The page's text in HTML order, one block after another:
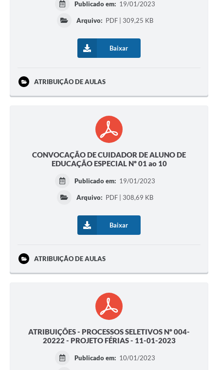
Publicado em: 19/01/2023
Arquivo: PDF | 309,25 KB
Baixar
ATRIBUIÇÃO DE AULAS
CONVOCAÇÃO DE CUIDADOR DE ALUNO DE
EDUCAÇÃO ESPECIAL Nº 01 ao 10
Publicado em: 19/01/2023
Arquivo: PDF | 308,69 KB
Baixar
ATRIBUIÇÃO DE AULAS
ATRIBUIÇÕES - PROCESSOS SELETIVOS Nº 004-
20222 - PROJETO FÉRIAS - 11-01-2023
Publicado em: 10/01/2023